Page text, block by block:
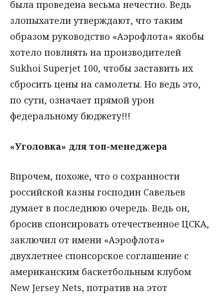
была проведена весьма нечестно. Ведь
злопыхатели утверждают, что таким
образом руководство «Аэрофлота» якобы
хотело повлиять на производителей
Sukhoi Superjet 100, чтобы заставить их
сбросить цены на самолеты. Но ведь это,
по сути, означает прямой урон
федеральному бюджету!!!
«Уголовка» для топ-менеджера
Впрочем, похоже, что о сохранности
российской казны господин Савельев
думает в последнюю очередь. Ведь он,
бросив спонсировать отечественное ЦСКА,
заключил от имени «Аэрофлота»
двухлетнее спонсорское соглашение с
американским баскетбольным клубом
New Jersey Nets, потратив на этот